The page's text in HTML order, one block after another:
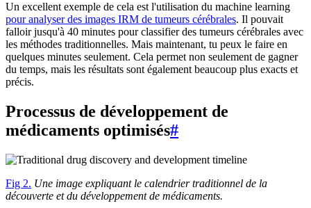
Un excellent exemple de cela est l'utilisation du machine learning
pour analyser des images IRM de tumeurs cérébrales. Il pouvait
falloir jusqu'à 40 minutes pour classifier des tumeurs cérébrales avec
les méthodes traditionnelles. Mais maintenant, tu peux le faire en
quelques minutes seulement. Cela permet non seulement de gagner
du temps, mais les résultats sont également beaucoup plus exacts et
précis.
Processus de développement de
médicaments optimisés#
Fig 2. Une image expliquant le calendrier traditionnel de la
découverte et du développement de médicaments.